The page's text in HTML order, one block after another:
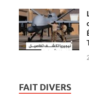
FAIT DIVERS